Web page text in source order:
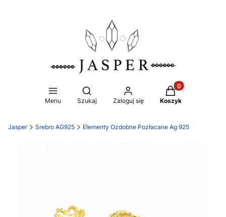
Menu
Otwórz wyszukiwarkę
Szukaj Zaloguj się
Produkty w
Koszyk
Jasper Srebro AG925 Elementy Ozdobne Pozłacane Ag 925